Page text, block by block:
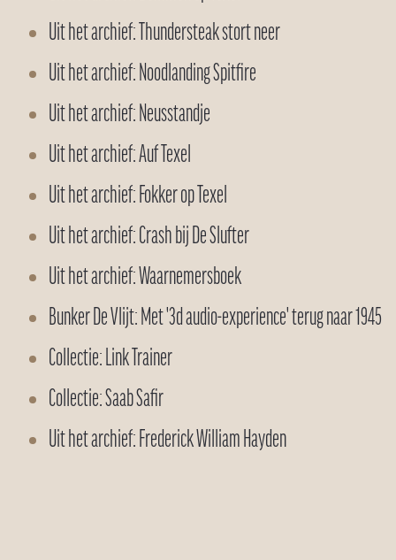
Uit het archief: Thundersteak stort neer
Uit het archief: Noodlanding Spitfire
Uit het archief: Neusstandje
Uit het archief: Auf Texel
Uit het archief: Fokker op Texel
Uit het archief: Crash bij De Slufter
Uit het archief: Waarnemersboek
Bunker De Vlijt: Met '3d audio-experience' terug naar 1945
Collectie: Link Trainer
Collectie: Saab Safir
Uit het archief: Frederick William Hayden